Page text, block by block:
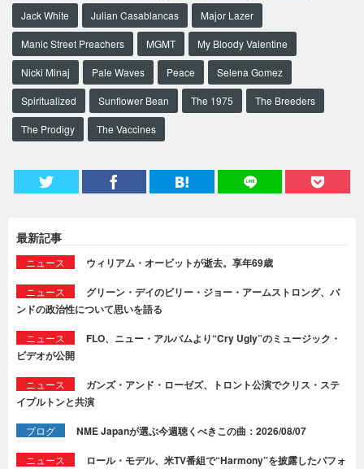
Jack White Julian Casablancas Major Lazer
Manic Street Preachers MGMT My Bloody Valentine
Nicki Minaj Pale Waves Peace Selena Gomez
Spiritualized Sunflower Bean The 1975 The Breeders
The Prodigy The Vaccines
最新記事
ニュース ウィリアム・オービットが逝去。享年69歳
ニュース
グリーン・デイのビリー・ジョー・アームストロング、バ
ンドの政治性について思いを語る
ニュース
FLO、ニュー・アルバムより“Cry Ugly”のミュージック・
ビデオが公開
ニュース
ガンズ・アンド・ローゼズ、トロント公演でクリス・ステ
イプルトンと共演
ブログ NME Japanが選ぶ今週聴くべきこの曲：2026/08/07
ニュース
ロール・モデル、米TV番組で“Harmony”を披露したパフォ